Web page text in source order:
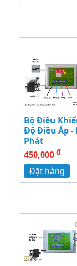
Bộ Điều
Độ Điều Áp -
Phát
450,000 đ
Đặt hàng